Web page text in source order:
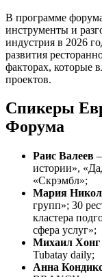
В программе
инструменты и
индустрия в 2026
развития
факторах, которые
проектов.
Спикеры
Форума
Раис Валеев
истории»,
«Скрэмбл»;
Мария
групп»; 30
кластера
сфера услуг»;
Михаил Хонг
Tubatay daily;
Анна